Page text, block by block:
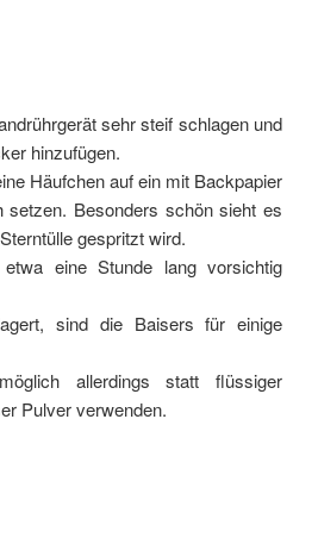
sehr steif schlagen und
hinzufügen.
Häufchen auf ein mit Backpapier
setzen. Besonders schön sieht es
gespritzt wird.
eine Stunde lang vorsichtig
sind die Baisers für einige
allerdings statt flüssiger
Pulver verwenden.